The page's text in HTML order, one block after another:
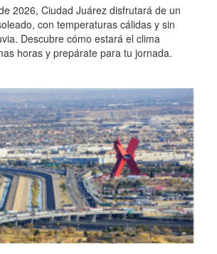
2026, Ciudad Juárez disfrutará de un
con temperaturas cálidas y sin
Descubre cómo estará el clima
horas y prepárate para tu jornada.